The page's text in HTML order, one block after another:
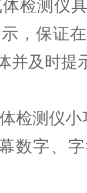
测仪具
，保证
并及时提
测仪小
数字、